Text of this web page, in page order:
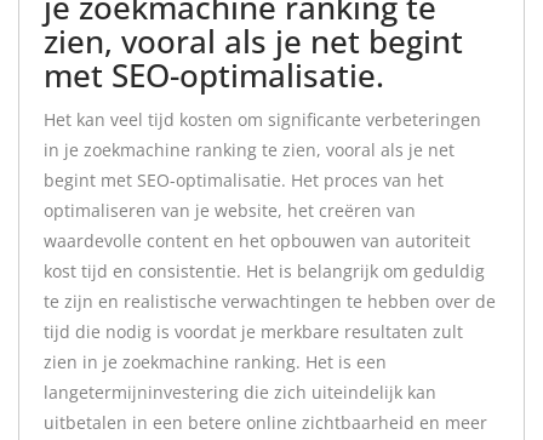
zien, vooral als je net begint
met SEO-optimalisatie.
Het kan veel tijd kosten om significante verbeteringen
in je zoekmachine ranking te zien, vooral als je net
begint met SEO-optimalisatie. Het proces van het
optimaliseren van je website, het creëren van
waardevolle content en het opbouwen van autoriteit
kost tijd en consistentie. Het is belangrijk om geduldig
te zijn en realistische verwachtingen te hebben over de
tijd die nodig is voordat je merkbare resultaten zult
zien in je zoekmachine ranking. Het is een
langetermijninvestering die zich uiteindelijk kan
uitbetalen in een betere online zichtbaarheid en meer